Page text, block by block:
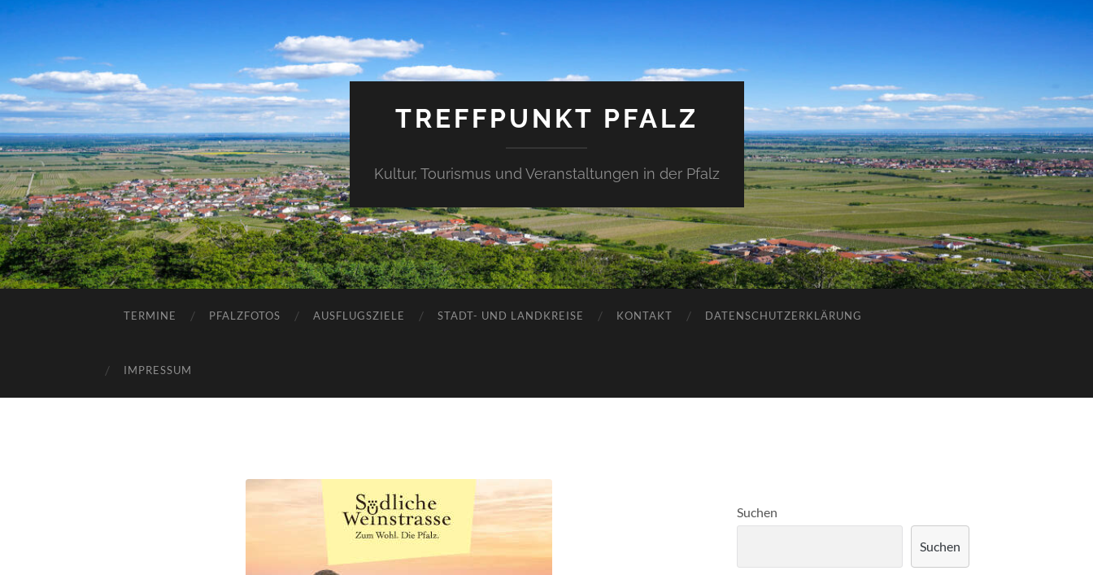
TREFFPUNKT PFALZ
Kultur, Tourismus und Veranstaltungen in der Pfalz
TERMINE PFALZFOTOS AUSFLUGSZIELE STADT- UND LANDKREISE KONTAKT DATENSCHUTZERKLÄRUNG
IMPRESSUM
Suchen
Suchen